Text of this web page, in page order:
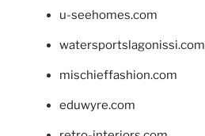
u-seehomes.com
watersportslagonissi.com
mischieffashion.com
eduwyre.com